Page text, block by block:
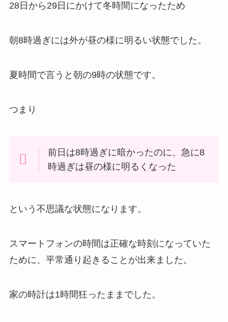
28日から29日にかけて冬時間になったため
朝8時過ぎには外が昼の様に明るい状態でした。
夏時間で言うと朝の9時の状態です。
つまり
前日は8時過ぎに暗かったのに、急に8
時過ぎは昼の様に明るくなった
という不思議な状態になります。
スマートフォンの時間は正確な時刻になっていた
ために、平常通り起きることが出来ました。
家の時計は1時間狂ったままでした。